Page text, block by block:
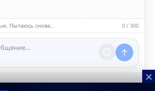
администраторы вправе удалять
доступ к чату при
Пытаюсь снова… 0 / 300
×